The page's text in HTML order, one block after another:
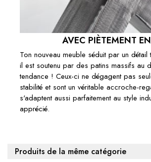
AVEC PIÈTEMENT
Ton nouveau meuble séduit par un détail
il est soutenu par des patins massifs au
tendance ! Ceux-ci ne dégagent pas
stabilité et sont un véritable accroche-
s'adaptent aussi parfaitement au style
apprécié.
Produits de la même catégorie